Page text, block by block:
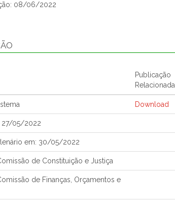
08/06/2022
Publicação
Relacionada
Download
27/05/2022
em: 30/05/2022
de Constituição e Justiça
de Finanças, Orçamentos e